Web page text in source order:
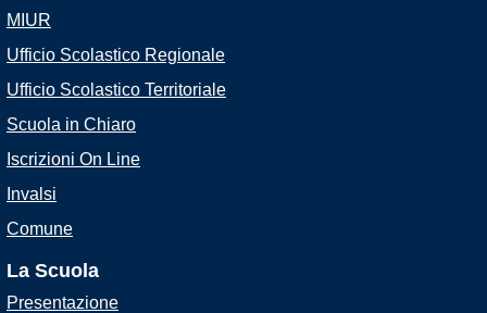
MIUR
Ufficio Scolastico Regionale
Ufficio Scolastico Territoriale
Scuola in Chiaro
Iscrizioni On Line
Invalsi
Comune
La Scuola
Presentazione